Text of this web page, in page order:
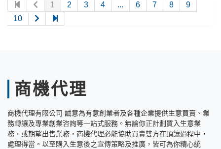
1 2 3 4 ... 6 7 8
9
10
商機代理
商機代理有限公司 誠意為有意創業者及各種企業提供生意買賣、業
務轉讓及專業創業咨詢等一站式服務。無論你正計劃買入生意業
務，或期望出售業務，商機代理必能協助買賣雙方在頂讓過程中，
處理得當。以至購入生意後之宣傳策略及推廣，皆可為你精心統